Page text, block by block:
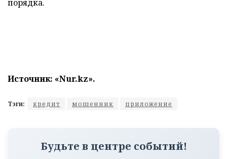
порядка.
Источник: «Nur.kz».
Тэги: кредит мошенник приложение
Будьте в центре событий!